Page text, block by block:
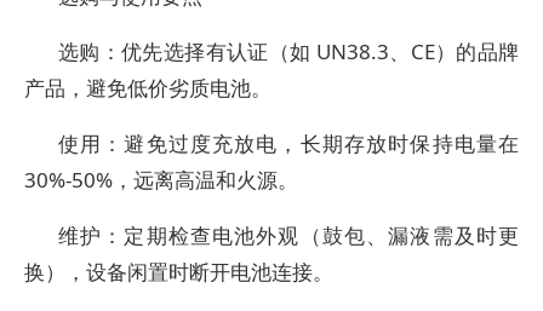
选购：优先选择有认证（如 UN38.3、CE）的品牌
产品，避免低价劣质电池。
使用：避免过度充放电，长期存放时保持电量在
30%-50%，远离高温和火源。
维护：定期检查电池外观（鼓包、漏液需及时更
换），设备闲置时断开电池连接。